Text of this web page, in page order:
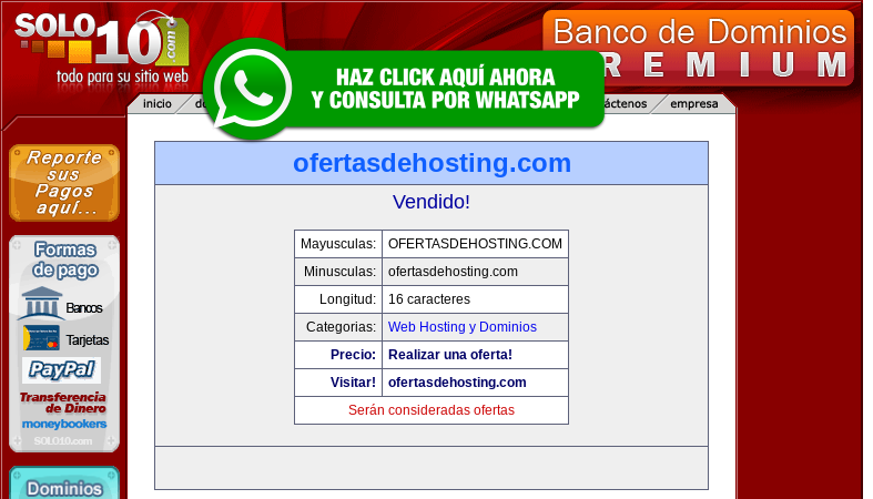
ofertasdehosting.com
Vendido!
Mayusculas:
OFERTASDEHOSTING.COM
Minusculas:
ofertasdehosting.com
Longitud:
16 caracteres
Categorias:
Web Hosting y Dominios
Precio:
Realizar una oferta!
Visitar!
ofertasdehosting.com
Serán consideradas ofertas